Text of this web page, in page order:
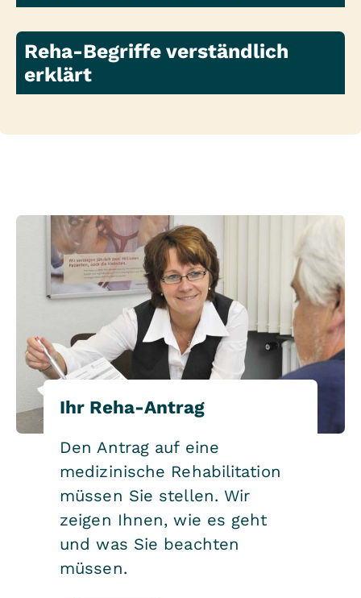
Reha-Begriffe verständlich
erklärt
Ihr Reha-Antrag
Den Antrag auf eine
medizinische Rehabilitation
müssen Sie stellen. Wir
zeigen Ihnen, wie es geht
und was Sie beachten
müssen.